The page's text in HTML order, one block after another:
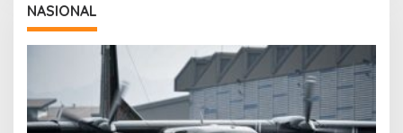
NASIONAL